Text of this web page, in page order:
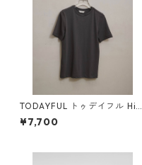
TODAYFUL トゥデイフル Hig
hgauge Compact T-shirts
(C/GRY) 12610604
¥7,700